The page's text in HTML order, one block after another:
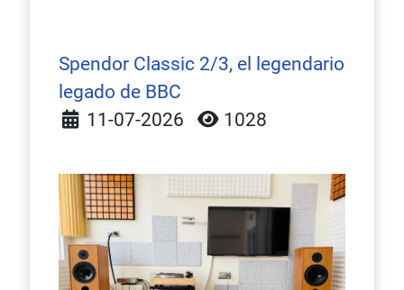
Spendor Classic 2/3, el legendario
legado de BBC
Detalles
11-07-2026 1028